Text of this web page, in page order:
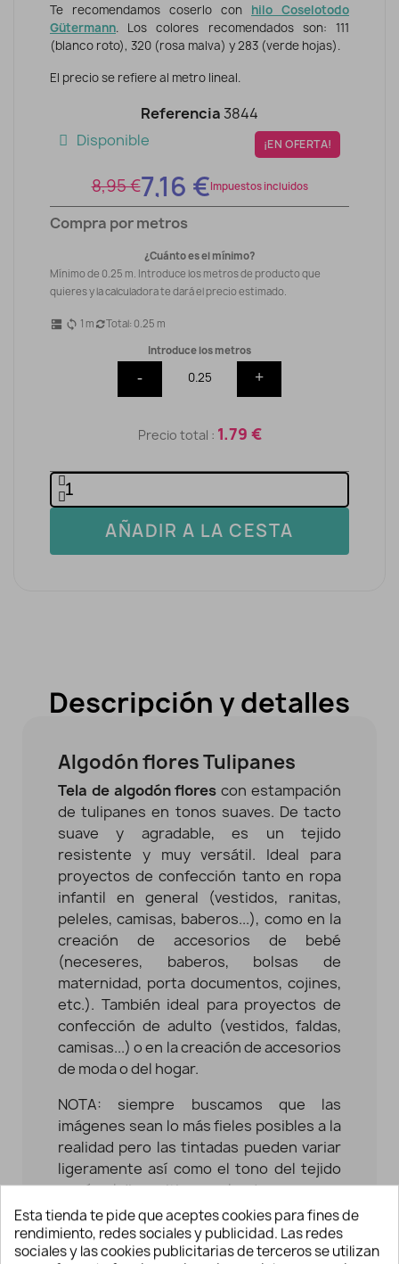
Te recomendamos coserlo con
hilo Coselotodo
Gütermann. Los colores recomendados son: 111
(blanco roto), 320 (rosa malva) y 283 (verde hojas).
El precio se refiere al metro lineal.
Referencia 3844
Disponible
¡EN OFERTA!
8,95 €7,16 €Impuestos incluidos
Compra por metros
¿Cuánto es el mínimo?
Mínimo de 0.25 m. Introduce los metros de producto que
quieres y la calculadora te dará el precio estimado.
dns sync 1 m Total: 0.25 m
Introduce los metros
- +
Precio total : 1.79 €
AÑADIR A LA CESTA
Descripción y detalles
Algodón flores Tulipanes
Tela de algodón flores con estampación
de tulipanes en tonos suaves. De tacto
suave y agradable, es un tejido
resistente y muy versátil. Ideal para
proyectos de confección tanto en ropa
infantil en general (vestidos, ranitas,
peleles, camisas, baberos...), como en la
creación de accesorios de bebé
(neceseres, baberos, bolsas de
maternidad, porta documentos, cojines,
etc.). También ideal para proyectos de
confección de adulto (vestidos, faldas,
camisas...) o en la creación de accesorios
de moda o del hogar.
NOTA: siempre buscamos que las
imágenes sean lo más fieles posibles a la
realidad pero las tintadas pueden variar
ligeramente así como el tono del tejido
según el dispositivo empleado.
Características telas de
algodón
Esta tienda te pide que aceptes cookies para fines de
rendimiento, redes sociales y publicidad. Las redes
sociales y las cookies publicitarias de terceros se utilizan